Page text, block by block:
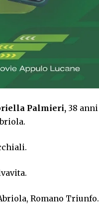
Palmieri, 38 anni
Romano Triunfo.